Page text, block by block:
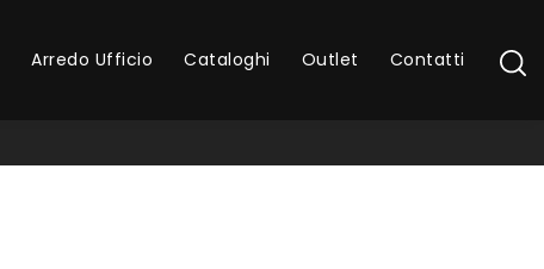
Arredo Ufficio Cataloghi Outlet Contatti